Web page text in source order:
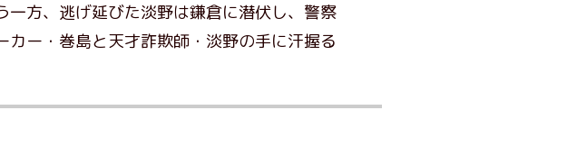
方、逃げ延びた淡野は鎌倉に潜伏し、警察
ー・巻島と天才詐欺師・淡野の手に汗握る